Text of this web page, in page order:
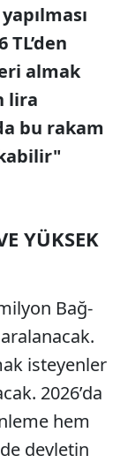
ılması
TL’den
almak
lira
bu rakam
YÜKSEK
Bağ-
aralanacak.
isteyenler
2026’da
hem
devletin